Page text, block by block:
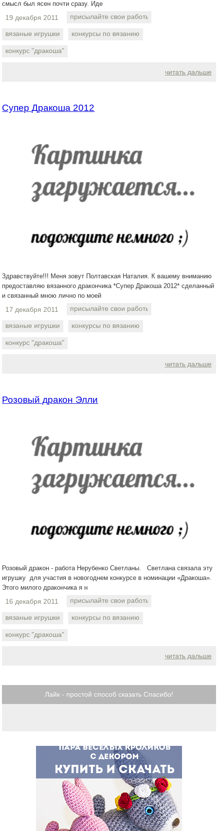
смысл был ясен почти сразу. Иде
19 декабря 2011 присылайте свои работы
вязаные игрушки конкурсы по вязанию
конкурс "дракоша"
читать дальше
Супер Дракоша 2012
Здравствуйте!!! Меня зовут Полтавская Наталия. К вашему вниманию
предоставляю вязанного дракончика *Супер Дракоша 2012* сделанный
и связанный мною лично по моей
17 декабря 2011 присылайте свои работы
вязаные игрушки конкурсы по вязанию
конкурс "дракоша"
читать дальше
Розовый дракон Элли
Розовый дракон - работа Нерубенко Светланы. Светлана связала эту
игрушку для участия в новогоднем конкурсе в номинации «Дракоша».
Этого милого дракончика я н
16 декабря 2011 присылайте свои работы
вязаные игрушки конкурсы по вязанию
конкурс "дракоша"
читать дальше
Лайк - простой способ сказать Спасибо!